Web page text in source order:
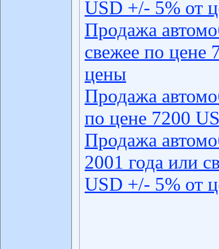
USD +/- 5% от
Продажа
свежее по цене
цены
Продажа
по цене 7200
Продажа
2001 года или
USD +/- 5% от